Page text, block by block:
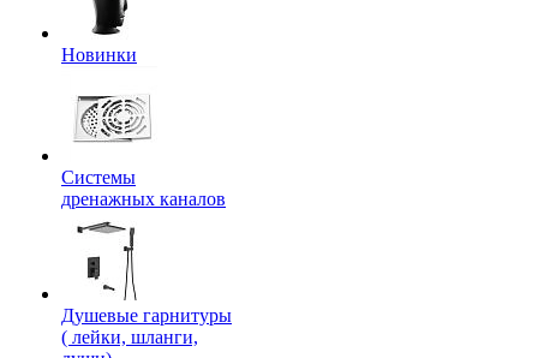
Новинки
Системы
дренажных каналов
Душевые гарнитуры
( лейки, шланги,